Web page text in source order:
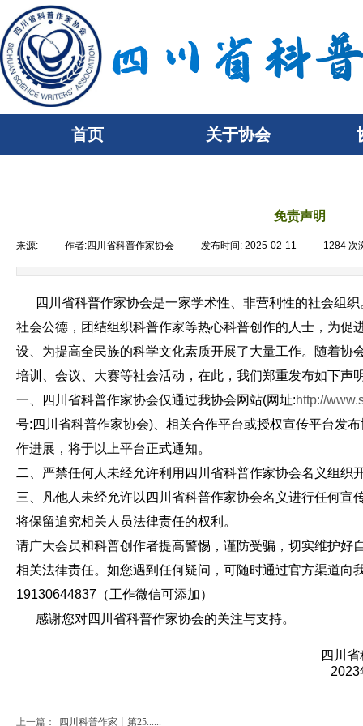
首页 关于协会
免责声明
来源: 作者:四川省科普作家协会 发布时间: 2025-02-11 1284 次
四川省科普作家协会是一家学术性、非营利性的社会组
社会公德，团结组织科普作家等热心科普创作的人士，为促
设、为提高全民族的科学文化素质开展了大量工作。随着协
培训、会议、大赛等社会活动，在此，我们郑重发布如下声
一、四川省科普作家协会仅通过我协会网站(网址:http://
号:四川省科普作家协会)、相关合作平台或授权宣传平台发
作进展，将于以上平台正式通知。
二、严禁任何人未经允许利用四川省科普作家协会名义组织
三、凡他人未经允许以四川省科普作家协会名义进行任何宣
将保留追究相关人员法律责任的权利。
请广大会员和科普创作者提高警惕，谨防受骗，切实维护好
相关法律责任。如您遇到任何疑问，可随时通过官方渠道向
19130644837（工作微信可添加）
感谢您对四川省科普作家协会的关注与支持。
四川省科普作家
2023年5月
上一篇：
四川科普作家丨第25......